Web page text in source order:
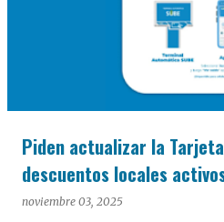
Piden actualizar la
descuentos locales
noviembre 03, 2025